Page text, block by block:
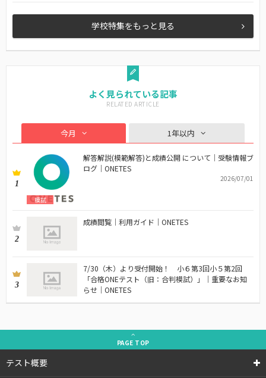
学校特集をもっと見る
よく見られている記事
今月 1年以内
1
模試
解答解説(模範解答)と成績公開 について｜受験情報ブ
ログ｜ONETES
2026/07/01
2
成績閲覧｜利用ガイド｜ONETES
3
7/30（木）より受付開始！ 小６第3回小５第2回
「合格ONEテスト（旧：合判模試）」｜重要なお知
らせ｜ONETES
PAGE TOP
テスト概要